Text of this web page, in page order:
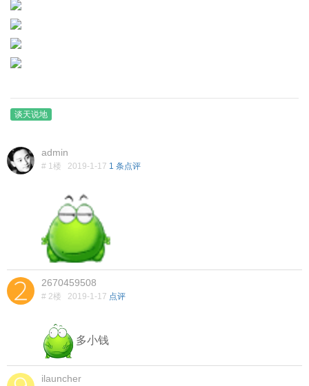
谈天说地
admin
# 1楼 2019-1-17 1 条点评
2670459508
# 2楼 2019-1-17 点评
多小钱
ilauncher